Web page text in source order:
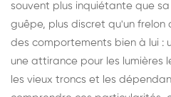
souvent plus inquiétante que
guêpe, plus discret qu'un
des comportements bien à lui :
une attirance pour les lumières
les vieux troncs et les